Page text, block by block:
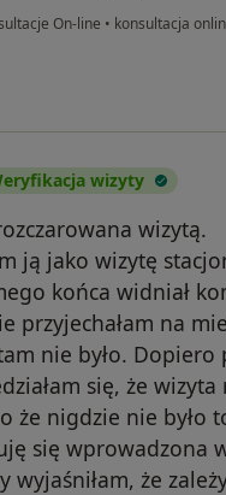
On-line • konsultacja
R
wizyty
wizytą.
ją jako wizytę
końca widniał
przyjechałam na
nie było. Dopiero
się, że wizyta
że nigdzie nie było
się wprowadzona
wyjaśniłam, że